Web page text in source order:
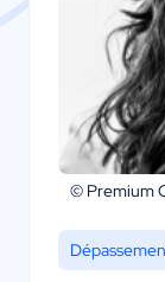
© Premium